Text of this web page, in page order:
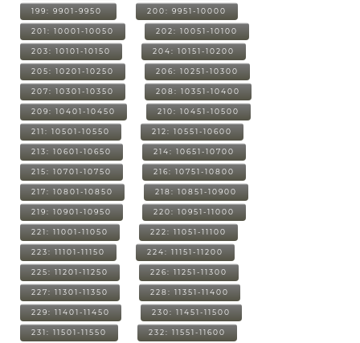
199: 9901-9950 200: 9951-10000
201: 10001-10050 202: 10051-10100
203: 10101-10150 204: 10151-10200
205: 10201-10250 206: 10251-10300
207: 10301-10350 208: 10351-10400
209: 10401-10450 210: 10451-10500
211: 10501-10550 212: 10551-10600
213: 10601-10650 214: 10651-10700
215: 10701-10750 216: 10751-10800
217: 10801-10850 218: 10851-10900
219: 10901-10950 220: 10951-11000
221: 11001-11050 222: 11051-11100
223: 11101-11150 224: 11151-11200
225: 11201-11250 226: 11251-11300
227: 11301-11350 228: 11351-11400
229: 11401-11450 230: 11451-11500
231: 11501-11550 232: 11551-11600